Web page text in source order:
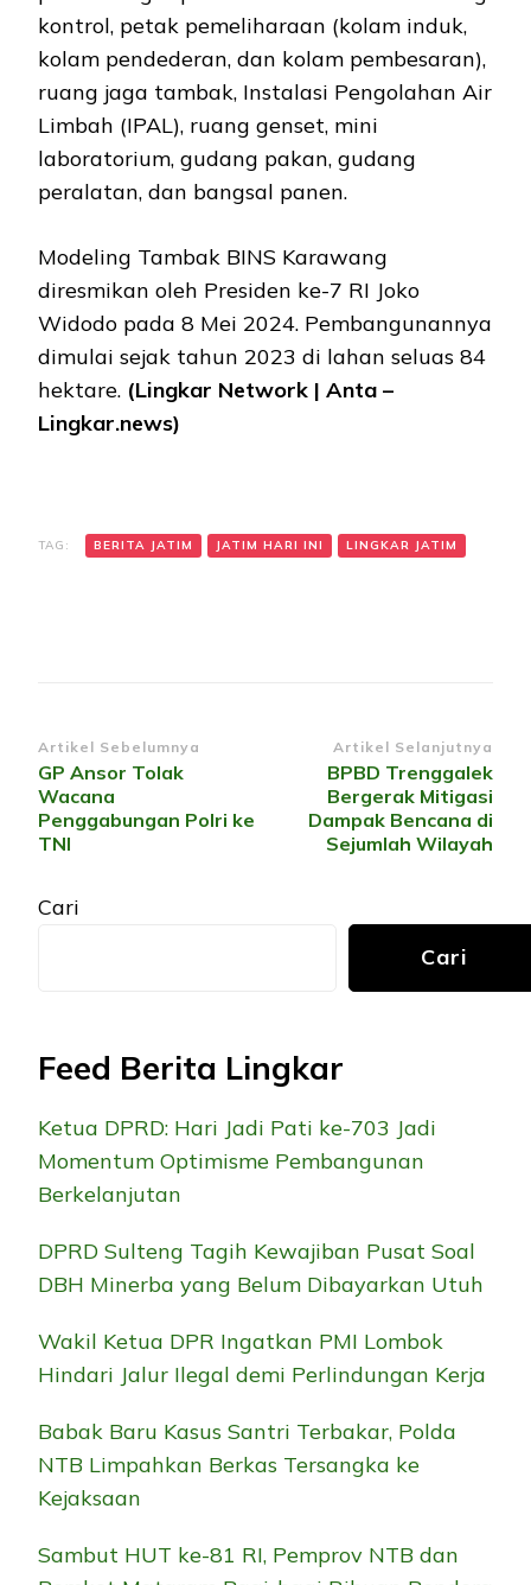
kontrol, petak pemeliharaan (kolam induk,
kolam pendederan, dan kolam pembesaran),
ruang jaga tambak, Instalasi Pengolahan Air
Limbah (IPAL), ruang genset, mini
laboratorium, gudang pakan, gudang
peralatan, dan bangsal panen.
Modeling Tambak BINS Karawang
diresmikan oleh Presiden ke-7 RI Joko
Widodo pada 8 Mei 2024. Pembangunannya
dimulai sejak tahun 2023 di lahan seluas 84
hektare. (Lingkar Network | Anta –
Lingkar.news)
TAG: BERITA JATIM JATIM HARI INI LINGKAR JATIM
Navigasi
Artikel
Artikel Sebelumnya
GP Ansor Tolak
Wacana
Penggabungan Polri ke
TNI
Artikel Selanjutnya
BPBD Trenggalek
Bergerak Mitigasi
Dampak Bencana di
Sejumlah Wilayah
Cari
Cari
Feed Berita Lingkar
Ketua DPRD: Hari Jadi Pati ke-703 Jadi
Momentum Optimisme Pembangunan
Berkelanjutan
DPRD Sulteng Tagih Kewajiban Pusat Soal
DBH Minerba yang Belum Dibayarkan Utuh
Wakil Ketua DPR Ingatkan PMI Lombok
Hindari Jalur Ilegal demi Perlindungan Kerja
Babak Baru Kasus Santri Terbakar, Polda
NTB Limpahkan Berkas Tersangka ke
Kejaksaan
Sambut HUT ke-81 RI, Pemprov NTB dan